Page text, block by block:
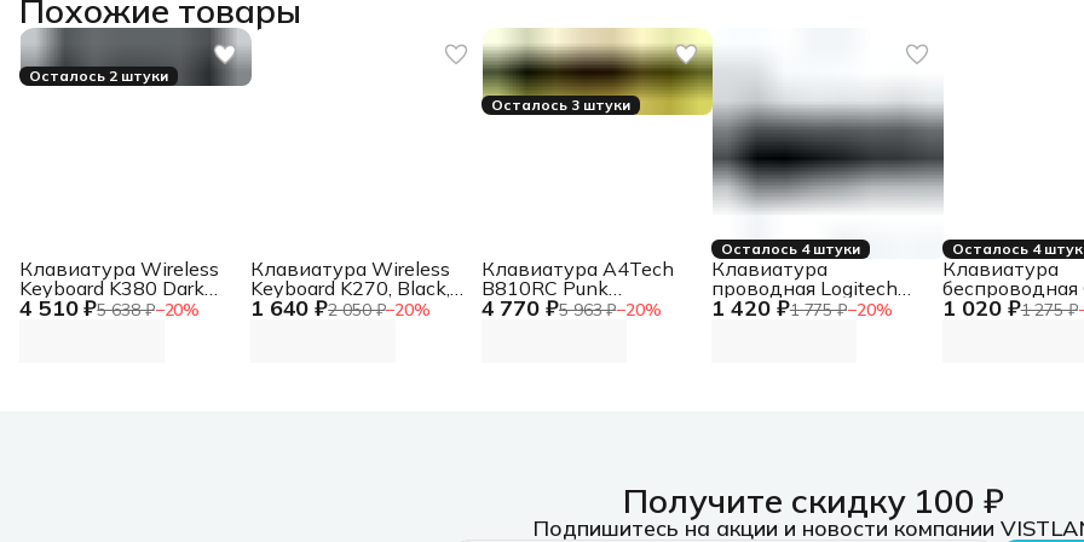
Похожие товары
Осталось 2 штуки
4 510 ₽5 638 ₽−20%
Клавиатура Wireless
Keyboard K380 Dark
Grey, Bluetooth, Rus/Eng,
1 640 ₽2 050 ₽−20%
Клавиатура Wireless
Keyboard K270, Black,
CN, Rus/Eng [920-
Осталось 3 штуки
4 770 ₽5 963 ₽−20%
Клавиатура A4Tech
B810RC Punk
механическая желтый/
Осталось 4 штуки
1 420 ₽1 775 ₽−20%
Клавиатура
проводная Logitech
K120 for business, USB
Осталось 4
1 020 ₽1 275 ₽
Клавиатура
беспроводная
KBW-250,
Получите скидку 100 ₽
Подпишитесь на акции и новости компании